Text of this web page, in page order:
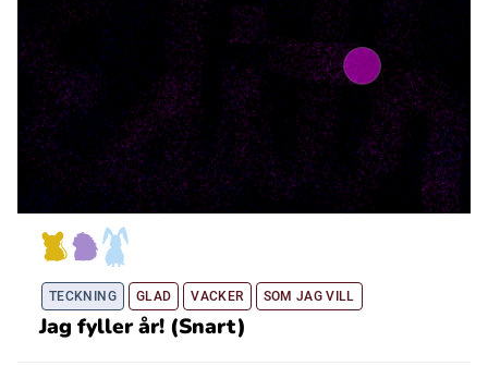
TECKNING GLAD VACKER SOM JAG VILL
Jag fyller år! (Snart)